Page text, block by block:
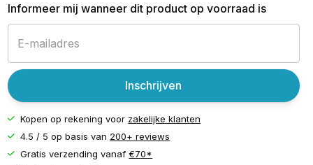
Informeer mij wanneer dit product op voorraad is
Inschrijven
Kopen op rekening voor zakelijke klanten
4.5 / 5 op basis van 200+ reviews
Gratis verzending vanaf€70*